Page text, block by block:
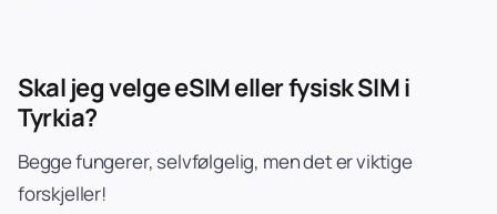
Skal jeg velge eSIM eller fysisk SIM i
Tyrkia?
Begge fungerer, selvfølgelig, men det er viktige
forskjeller!